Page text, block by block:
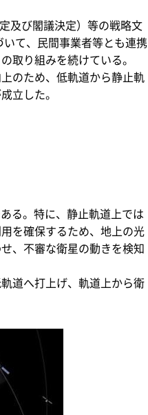
及び閣議決定）等の戦略文
て、民間事業者等とも連携
取り組みを続けている。
のため、低軌道から静止軌
立した。
る。特に、静止軌道上では
を確保するため、地上の光
、不審な衛星の動きを検知
道へ打上げ、軌道上から衛